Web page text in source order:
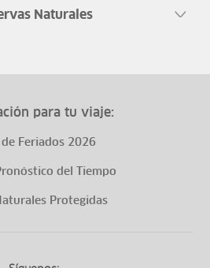
Naturales
para tu viaje:
de Feriados 2026
del Tiempo
Protegidas